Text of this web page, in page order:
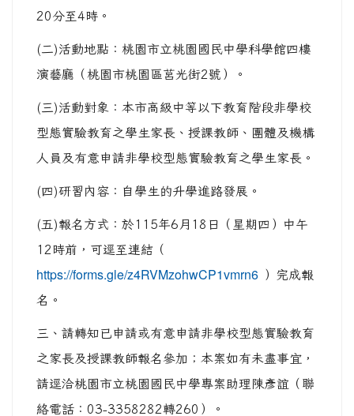
20分至4時。
(二)活動地點：桃園市立桃園國民中學科學館四樓
演藝廳（桃園市桃園區莒光街2號）。
(三)活動對象：本市高級中等以下教育階段非學校
型態實驗教育之學生家長、授課教師、團體及機構
人員及有意申請非學校型態實驗教育之學生家長。
(四)研習內容：自學生的升學進路發展。
(五)報名方式：於115年6月18日（星期四）中午
12時前，可逕至連結（
https://forms.gle/z4RVMzohwCP1vmrn6 ）完成報
名。
三、請轉知已申請或有意申請非學校型態實驗教育
之家長及授課教師報名參加；本案如有未盡事宜，
請逕洽桃園市立桃園國民中學專案助理陳彥誼（聯
絡電話：03-3358282轉260）。